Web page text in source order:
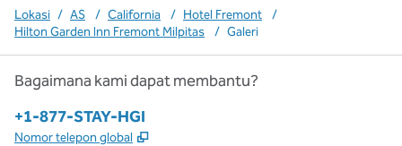
Lokasi / AS / California / Hotel Fremont
/
Hilton Garden Inn Fremont Milpitas
/ Galeri
Bagaimana kami dapat membantu?
Telepon:
+1-877-STAY-HGI
Nomor telepon global ,